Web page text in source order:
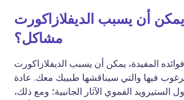
أن يسبب الديفلازاكورت
مشاكل؟
المفيدة، يمكن أن يسبب الديفلازاكورت
مرغوب فيها والتي سيناقشها طبيبك معك. عادة
الستيرويد الفموي الآثار الجانبية؛ ومع ذلك،